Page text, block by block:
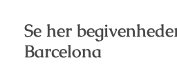
Se her
Barcelona